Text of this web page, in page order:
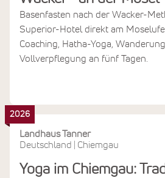
Basenfasten nach der Wacker-
Superior-Hotel direkt am
Coaching, Hatha-Yoga,
Vollverpflegung an fünf Tagen.
2026
Landhaus Tanner
Deutschland
Chiemgau
Yoga im Chiemgau: